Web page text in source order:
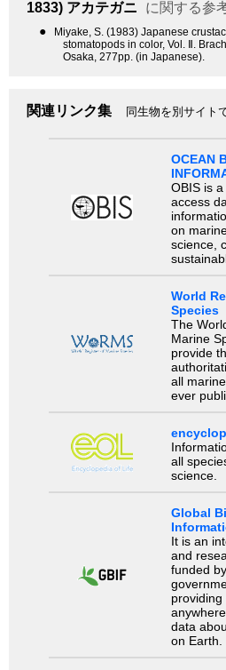
1833) アカテガニ に関する参
●
Miyake, S. (1983) Japanese
stomatopods in color, Vol. Ⅱ.
Osaka, 277pp. (in Japanese).
関連リンク集 同生物を別サイト
OCEAN
OBIS is
access
on
science,
World
Species
The
Marine
provide
all
ever
all
science.
Global
It is an
and
funded
providing
data
on Earth.